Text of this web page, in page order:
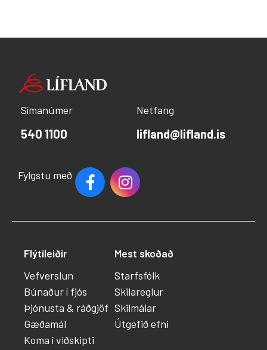
Símanúmer
540 1100
Netfang
lifland@lifland.is
Fylgstu með
Flýtileiðir
Vefverslun
Búnaður í fjós
Þjónusta & ráðgjöf
Gæðamál
Koma í viðskipti
Mest skoðað
Starfsfólk
Skilareglur
Skilmálar
Útgefið efni